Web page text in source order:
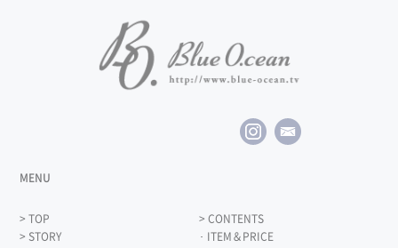
MENU
> TOP
> STORY
> CONTENTS
･ ITEM＆PRICE